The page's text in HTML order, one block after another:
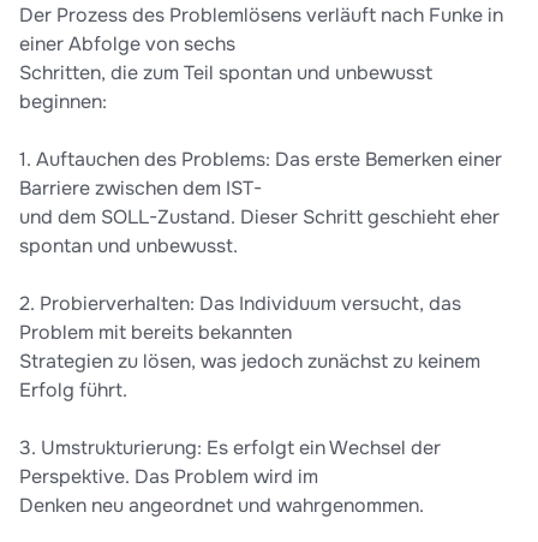
Der Prozess des Problemlösens verläuft nach Funke in
einer Abfolge von sechs
Schritten, die zum Teil spontan und unbewusst
beginnen:
1. Auftauchen des Problems: Das erste Bemerken einer
Barriere zwischen dem IST-
und dem SOLL-Zustand. Dieser Schritt geschieht eher
spontan und unbewusst.
2. Probierverhalten: Das Individuum versucht, das
Problem mit bereits bekannten
Strategien zu lösen, was jedoch zunächst zu keinem
Erfolg führt.
3. Umstrukturierung: Es erfolgt ein Wechsel der
Perspektive. Das Problem wird im
Denken neu angeordnet und wahrgenommen.